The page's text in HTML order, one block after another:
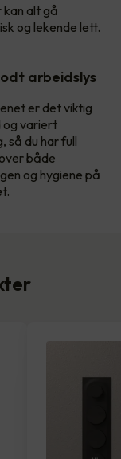
kan alt gå
og lekende lett.
arbeidslys
er det viktig
og variert
så du har full
både
og hygiene på